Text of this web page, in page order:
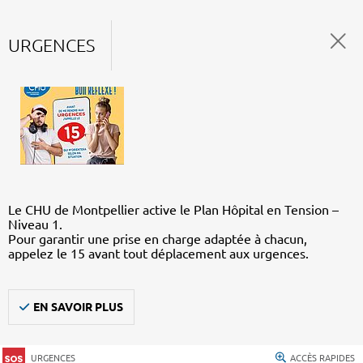
URGENCES
Le CHU de Montpellier active le Plan Hôpital en Tension –
Niveau 1.
Pour garantir une prise en charge adaptée à chacun,
appelez le 15 avant tout déplacement aux urgences.
EN SAVOIR PLUS
URGENCES ACCÈS RAPIDES